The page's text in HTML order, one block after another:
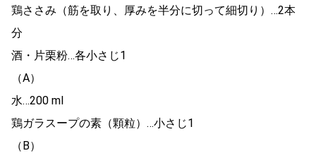
鶏ささみ（筋を取り、厚みを半分に切って細切り）…2本
分
酒・片栗粉…各小さじ1
（A）
水…200 ml
鶏ガラスープの素（顆粒）…小さじ1
（B）